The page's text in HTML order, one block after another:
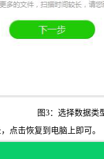
图3：选择数据类
点击恢复到电脑上即可。